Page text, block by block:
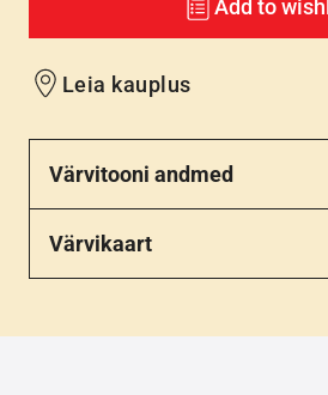
Add to
Leia kauplus
Värvitooni andmed
Värvikaart